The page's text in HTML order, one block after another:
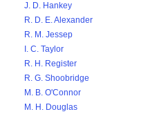
J. D. Hankey
R. D. E. Alexander
R. M. Jessep
I. C. Taylor
R. H. Register
R. G. Shoobridge
M. B. O'Connor
M. H. Douglas